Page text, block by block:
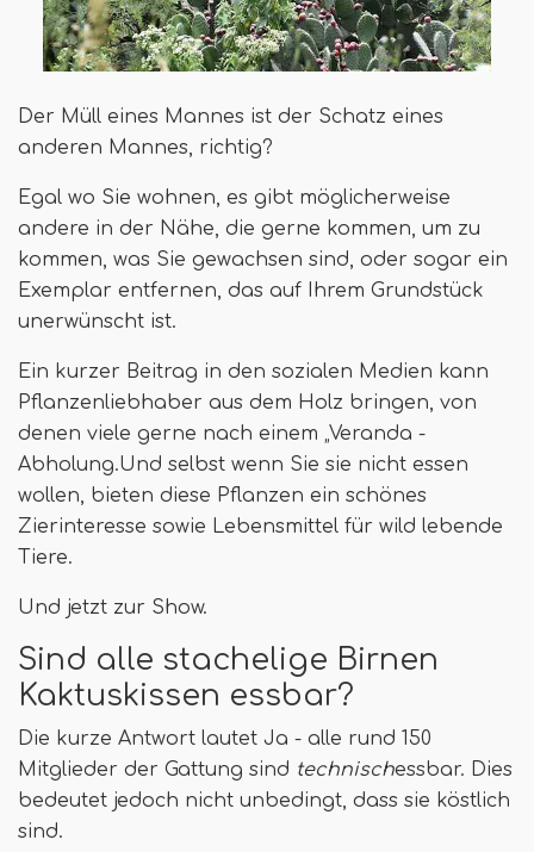
Der Müll eines Mannes ist der Schatz eines
anderen Mannes, richtig?
Egal wo Sie wohnen, es gibt möglicherweise
andere in der Nähe, die gerne kommen, um zu
kommen, was Sie gewachsen sind, oder sogar ein
Exemplar entfernen, das auf Ihrem Grundstück
unerwünscht ist.
Ein kurzer Beitrag in den sozialen Medien kann
Pflanzenliebhaber aus dem Holz bringen, von
denen viele gerne nach einem „Veranda -
Abholung.Und selbst wenn Sie sie nicht essen
wollen, bieten diese Pflanzen ein schönes
Zierinteresse sowie Lebensmittel für wild lebende
Tiere.
Und jetzt zur Show.
Sind alle stachelige Birnen
Kaktuskissen essbar?
Die kurze Antwort lautet Ja - alle rund 150
Mitglieder der Gattung sind technischessbar. Dies
bedeutet jedoch nicht unbedingt, dass sie köstlich
sind.